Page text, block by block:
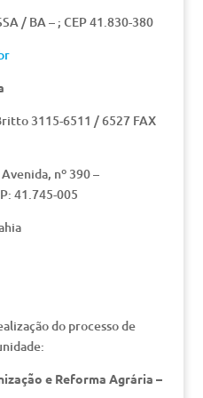
/ BA – ; CEP 41.830-380
3115-6511 / 6527 FAX
nº 390 –
41.745-005
do processo de
e Reforma Agrária –